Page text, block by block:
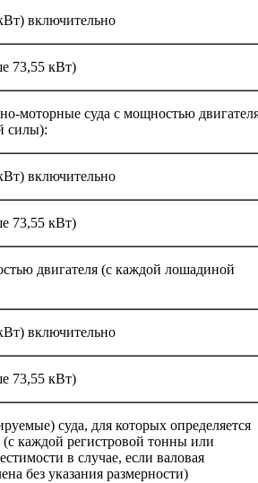
включительно
73,55 кВт)
моторные суда с мощностью
силы):
включительно
73,55 кВт)
двигателя (с каждой лошадиной
включительно
73,55 кВт)
суда, для которых определяется
(с каждой регистровой тонны или
в случае, если валовая
без указания размерности)